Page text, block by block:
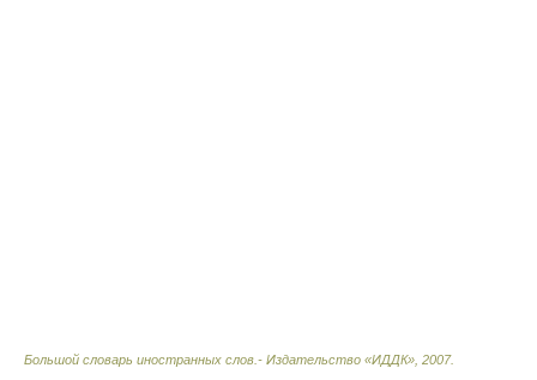
Большой словарь иностранных слов.- Издательство «ИДДК» 2007.